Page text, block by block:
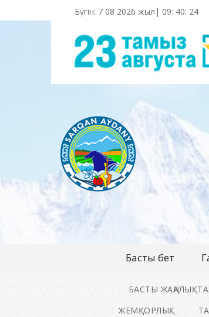
Бүгін: 7 08 2026 жыл| 09: 40: 25
Басты бет
БАСТЫ
ЖЕМҚОРЛЫҚ